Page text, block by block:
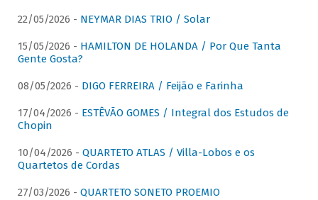
22/05/2026 - NEYMAR DIAS TRIO / Solar
15/05/2026 - HAMILTON DE HOLANDA / Por Que Tanta
Gente Gosta?
08/05/2026 - DIGO FERREIRA / Feijão e Farinha
17/04/2026 - ESTÊVÃO GOMES / Integral dos Estudos de
Chopin
10/04/2026 - QUARTETO ATLAS / Villa-Lobos e os
Quartetos de Cordas
27/03/2026 - QUARTETO SONETO PROEMIO